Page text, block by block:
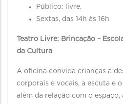
Público: livre.
Sextas, das 14h às 16h
Teatro Livre: Brincação –
da Cultura
A oficina convida crianças a
corporais e vocais, a escuta e
além da relação com o espaço,